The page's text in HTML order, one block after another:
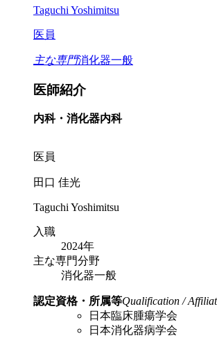
Taguchi Yoshimitsu
医員
主な専門消化器一般
医師紹介
内科・消化器内科
医員
田口 佳光
Taguchi Yoshimitsu
入職
2024年
主な専門分野
消化器一般
認定資格・所属等Qualification /
日本臨床腫瘍学会
日本消化器病学会